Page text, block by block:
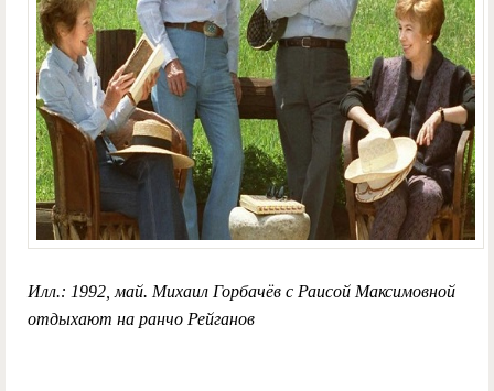
Илл.: 1992, май. Михаил Горбачёв с Раисой Максимовной
отдыхают на ранчо Рейганов